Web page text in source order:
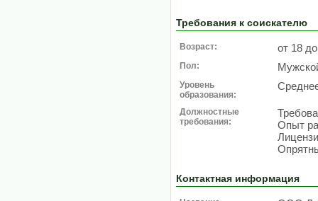
Требования к соискателю
Возраст: от 18
Пол:
Уровень
образования:
Должностные
требования:
Опыт
Контактная информация